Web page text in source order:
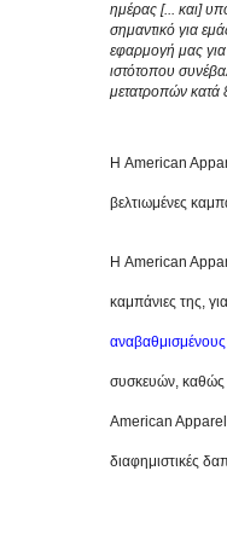
ημέρας [... και]
σημαντικό για
εφαρμογή μας
ιστότοπου
μετατροπών κατά
Η American
βελτιωμένες
Η American
καμπάνιες της,
συσκευών, καθώς
American Apparel
διαφημιστικές